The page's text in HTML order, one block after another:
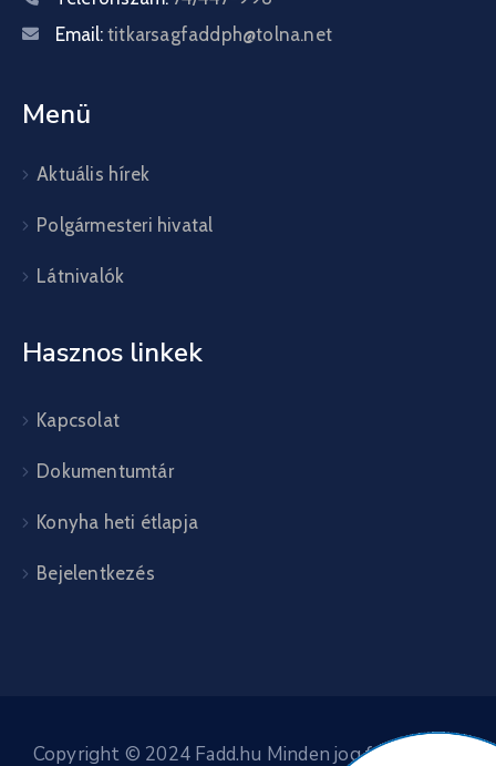
Email: titkarsagfaddph@tolna.net
Menü
Aktuális hírek
Polgármesteri hivatal
Látnivalók
Hasznos linkek
Kapcsolat
Dokumentumtár
Konyha heti étlapja
Bejelentkezés
Copyright © 2024 Fadd.hu Minden jog fenntartva.